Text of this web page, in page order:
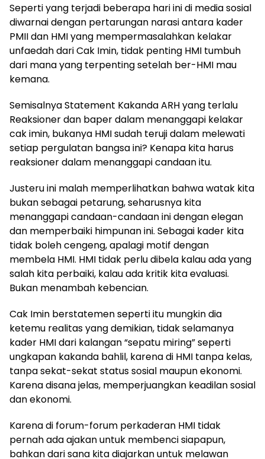
Seperti yang terjadi beberapa hari ini di media sosial
diwarnai dengan pertarungan narasi antara kader
PMII dan HMI yang mempermasalahkan kelakar
unfaedah dari Cak Imin, tidak penting HMI tumbuh
dari mana yang terpenting setelah ber-HMI mau
kemana.
Semisalnya Statement Kakanda ARH yang terlalu
Reaksioner dan baper dalam menanggapi kelakar
cak imin, bukanya HMI sudah teruji dalam melewati
setiap pergulatan bangsa ini? Kenapa kita harus
reaksioner dalam menanggapi candaan itu.
Justeru ini malah memperlihatkan bahwa watak kita
bukan sebagai petarung, seharusnya kita
menanggapi candaan-candaan ini dengan elegan
dan memperbaiki himpunan ini. Sebagai kader kita
tidak boleh cengeng, apalagi motif dengan
membela HMI. HMI tidak perlu dibela kalau ada yang
salah kita perbaiki, kalau ada kritik kita evaluasi.
Bukan menambah kebencian.
Cak Imin berstatemen seperti itu mungkin dia
ketemu realitas yang demikian, tidak selamanya
kader HMI dari kalangan “sepatu miring” seperti
ungkapan kakanda bahlil, karena di HMI tanpa kelas,
tanpa sekat-sekat status sosial maupun ekonomi.
Karena disana jelas, memperjuangkan keadilan sosial
dan ekonomi.
Karena di forum-forum perkaderan HMI tidak
pernah ada ajakan untuk membenci siapapun,
bahkan dari sana kita diajarkan untuk melawan